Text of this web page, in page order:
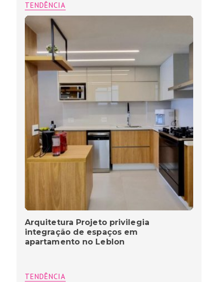
TENDÊNCIA
Arquitetura Projeto privilegia
integração de espaços em
apartamento no Leblon
TENDÊNCIA